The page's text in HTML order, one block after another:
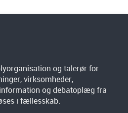
og talerør for
virksomheder,
og debatoplæg fra
i fællesskab.